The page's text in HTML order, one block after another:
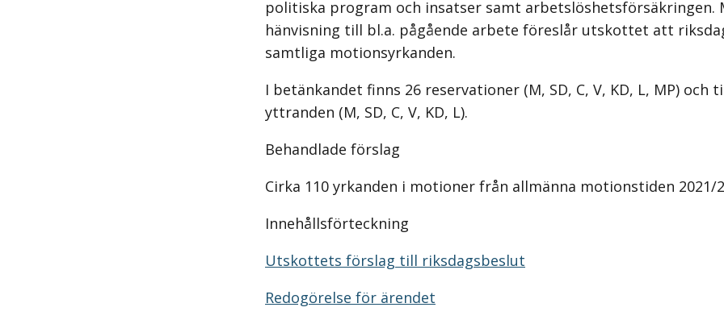
politiska program och insatser samt arbetslöshetsförsäkringen.
hänvisning till bl.a. pågående arbete föreslår utskottet att
samtliga motionsyrkanden.
I betänkandet finns 26 reservationer (M, SD, C, V, KD, L, MP) och
yttranden (M, SD, C, V, KD, L).
Behandlade förslag
Cirka 110 yrkanden i motioner från allmänna motionstiden 2021/
Innehållsförteckning
Utskottets förslag till riksdagsbeslut
Redogörelse för ärendet